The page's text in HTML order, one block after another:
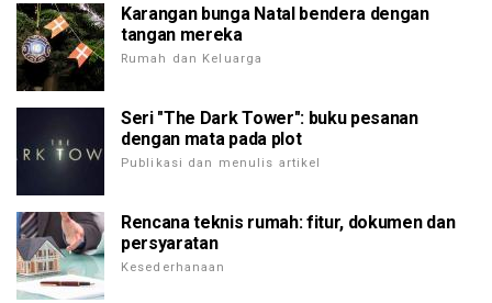
Karangan bunga Natal bendera dengan
tangan mereka
Rumah dan Keluarga
Seri "The Dark Tower": buku pesanan
dengan mata pada plot
Publikasi dan menulis artikel
Rencana teknis rumah: fitur, dokumen dan
persyaratan
Kesederhanaan